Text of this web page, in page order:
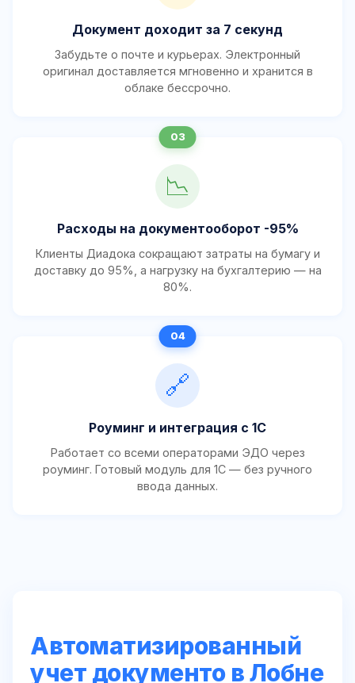
Документ доходит за 7 секунд
Забудьте о почте и курьерах. Электронный
оригинал доставляется мгновенно и хранится в
облаке бессрочно.
📉
Расходы на документооборот -95%
Клиенты Диадока сокращают затраты на бумагу и
доставку до 95%, а нагрузку на бухгалтерию — на
80%.
🔗
Роуминг и интеграция с 1С
Работает со всеми операторами ЭДО через
роуминг. Готовый модуль для 1С — без ручного
ввода данных.
Автоматизированный
учет документо в Лобне